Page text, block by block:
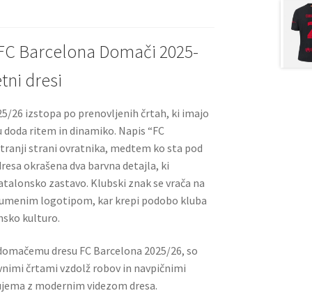
Barcelona Domači 2025-
dresi
26 izstopa po prenovljenih črtah, ki imajo
ritem in dinamiko. Napis “FC
strani ovratnika, medtem ko sta pod
okrašena dva barvna detajla, ki
zastavo. Klubski znak se vrača na
logotipom, kar krepi podobo kluba
kulturo.
dresu FC Barcelona 2025/26, so
črtami vzdolž robov in navpičnimi
z modernim videzom dresa.